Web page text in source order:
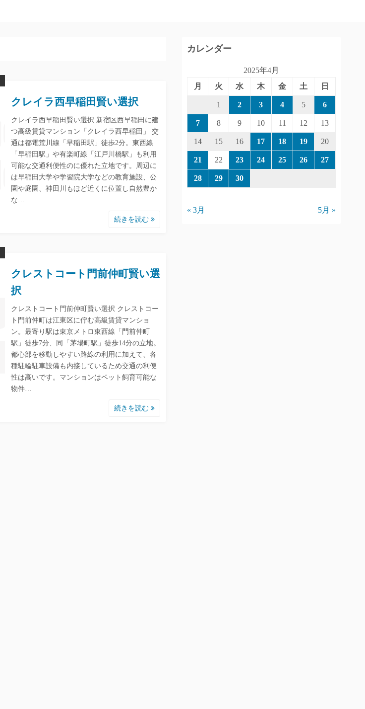
クレイラ西早稲田賢い選択
クレイラ西早稲田賢い選択 新宿区西早稲田に建
つ高級賃貸マンション「クレイラ西早稲田」 交
通は都電荒川線「早稲田駅」徒歩2分。東西線
「早稲田駅」や有楽町線「江戸川橋駅」も利用
可能な交通利便性のに優れた立地です。周辺に
は早稲田大学や学習院大学などの教育施設、公
園や庭園、神田川もほど近くに位置し自然豊か
な…
続きを読む
クレストコート門前仲町賢い選
択
クレストコート門前仲町賢い選択 クレストコー
ト門前仲町は江東区に佇む高級賃貸マンショ
ン。最寄り駅は東京メトロ東西線「門前仲町
駅」徒歩7分、同「茅場町駅」徒歩14分の立地。
都心部を移動しやすい路線の利用に加えて、各
種駐輪駐車設備も内接しているため交通の利便
性は高いです。マンションはペット飼育可能な
物件…
続きを読む
カレンダー
2025年4月
月
火 水 木 金 土 日
1 2 3 4 5 6
7 8 9 10 11 12 13
14 15 16 17 18 19 20
21 22 23 24 25 26 27
28 29 30
« 3月 5月 »